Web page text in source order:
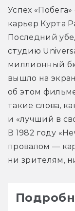
Успех
карьер Курта
Последний
студию
миллионный
вышло на
об этом
такие слова,
и «лучший в
В 1982 году
провалом —
ни зрителям,